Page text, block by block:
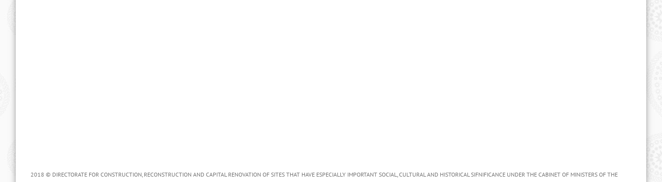
2018 © DIRECTORATE FOR CONSTRUCTION, RECONSTRUCTION AND CAPITAL RENOVATION OF SITES THAT HAVE ESPECIALLY IMPORTANT SOCIAL, CULTURAL AND HISTORICAL SIFNIFICANCE UNDER THE CABINET OF MINISTERS OF THE